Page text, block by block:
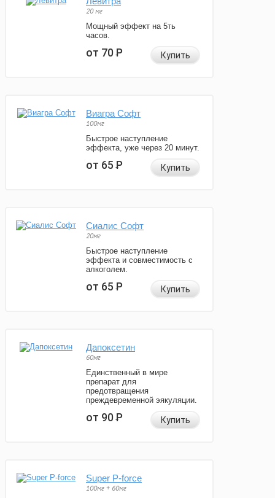
20 мг
Мощный эффект на 5ть
часов.
от 70Р Купить
Виагра Софт
100мг
Быстрое наступление
эффекта, уже через 20 минут.
от 65Р Купить
Сиалис Софт
20мг
Быстрое наступление
эффекта и совместимость с
алкоголем.
от 65Р Купить
Дапоксетин
60мг
Единственный в мире
препарат для
предотвращения
преждевременной эякуляции.
от 90Р Купить
Super P-force
100мг + 60мг